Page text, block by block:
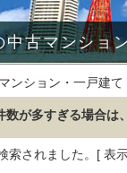
中古マンショ
ンション・一戸建
数が多すぎる場合は
索されました。[ 表